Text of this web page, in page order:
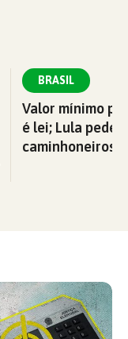
BRASIL
Valor mínimo
é lei; Lula pede
caminhoneiros